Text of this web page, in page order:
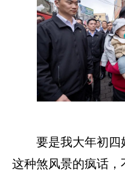
要是我大年初四
这种煞风景的疯话